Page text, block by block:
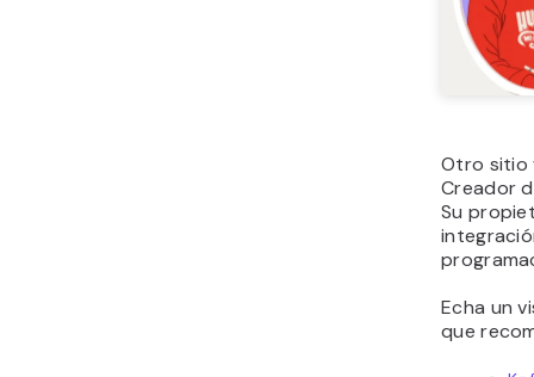
Otro sitio
Creador
Su
Echa un
que